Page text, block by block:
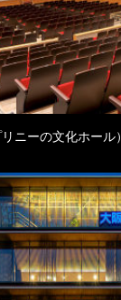
ニーの文化ホール）